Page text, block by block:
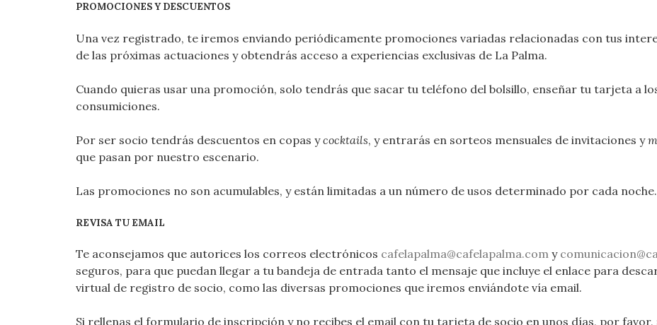
PROMOCIONES Y DESCUENTOS
Una vez registrado, te iremos enviando periódicamente promociones variadas relacionadas con tus
de las próximas actuaciones y obtendrás acceso a experiencias exclusivas de La Palma.
Cuando quieras usar una promoción, solo tendrás que sacar tu teléfono del bolsillo, enseñar tu tarjeta a
consumiciones.
Por ser socio tendrás descuentos en copas ycocktails, y entrarás en sorteos mensuales de invitaciones y
que pasan por nuestro escenario.
Las promociones no son acumulables, y están limitadas a un número de usos determinado por cada noche.
REVISA TU EMAIL
Te aconsejamos que autorices los correos electrónicos cafelapalma@cafelapalma.com y
seguros, para que puedan llegar a tu bandeja de entrada tanto el mensaje que incluye el enlace para
virtual de registro de socio, como las diversas promociones que iremos enviándote vía email.
Si rellenas el formulario de inscripción y no recibes el email con tu tarjeta de socio en unos días, por favor,